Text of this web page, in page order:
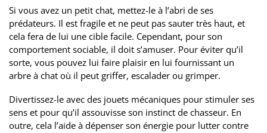
Si vous avez un petit chat, mettez-le à l’abri de ses
prédateurs. Il est fragile et ne peut pas sauter très haut, et
cela fera de lui une cible facile. Cependant, pour son
comportement sociable, il doit s’amuser. Pour éviter qu’il
sorte, vous pouvez lui faire plaisir en lui fournissant un
arbre à chat où il peut griffer, escalader ou grimper.
Divertissez-le avec des jouets mécaniques pour stimuler ses
sens et pour qu’il assouvisse son instinct de chasseur. En
outre, cela l’aide à dépenser son énergie pour lutter contre